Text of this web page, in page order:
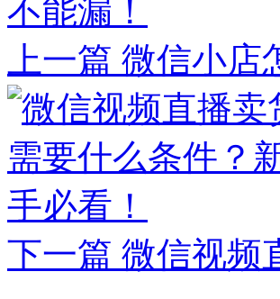
上一篇 微信小店
下一篇 微信视频